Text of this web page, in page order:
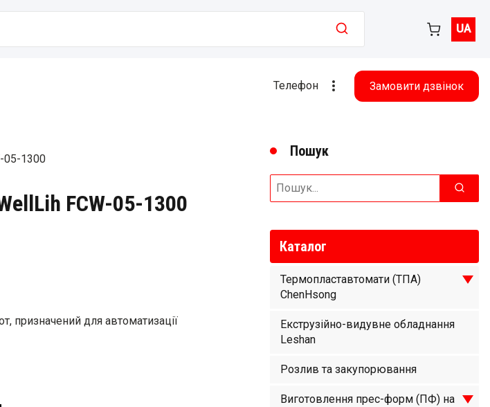
UA
Телефон Замовити дзвінок
05-1300
FCW-05-1300
призначений для автоматизації
Пошук
Search
for:
Каталог
Термопластавтомати (ТПА)
ChenHsong
Екструзійно-видувне обладнання
Leshan
Розлив та закупорювання
Виготовлення прес-форм (ПФ) на